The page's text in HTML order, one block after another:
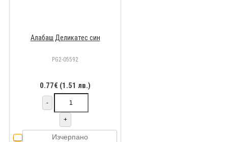
Алабаш Деликатес син
PG2-05592
0.77€ (1.51 лв.)
-
+
Изчерпано